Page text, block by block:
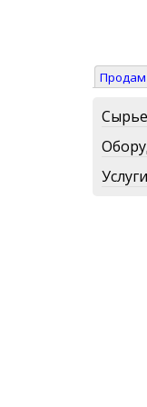
Продам
Услуги